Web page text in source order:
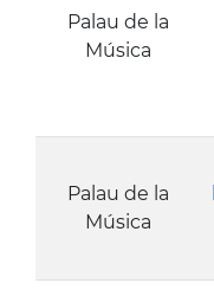
Palau de la
Música
Palau de la
Música